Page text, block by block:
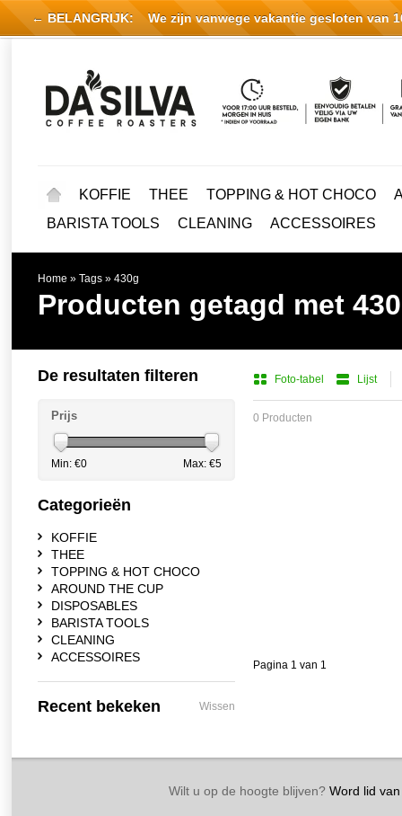
KOFFIE THEE TOPPING & HOT CHOCO
BARISTA TOOLS
CLEANING ACCESSOIRES
Home » Tags » 430g
Producten getagd met
Foto-tabel Lijst
0 Producten
Pagina 1 van 1
De resultaten filteren
Prijs
Min: €0 Max: €5
Categorieën
KOFFIE
THEE
TOPPING & HOT CHOCO
AROUND THE CUP
DISPOSABLES
BARISTA TOOLS
CLEANING
ACCESSOIRES
Recent bekeken Wissen
Wilt u op de hoogte blijven?Word lid van
← BELANGRIJK: We zijn vanwege vakantie gesloten van